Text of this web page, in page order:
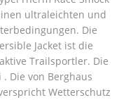
ultraleichten und
Die
Jacket ist die
Trailsportler. Die
Die von Berghaus
Wetterschutz